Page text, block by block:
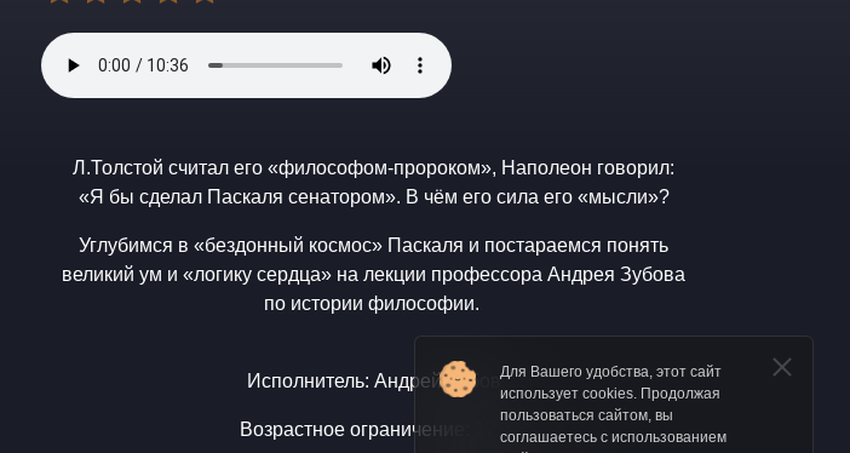
Л.Толстой считал его «философом-пророком», Наполеон говорил:
«Я бы сделал Паскаля сенатором». В чём его сила его «мысли»?
Углубимся в «бездонный космос» Паскаля и постараемся понять
великий ум и «логику сердца» на лекции профессора Андрея Зубова
по истории философии.
Исполнитель: Андрей Зубов
Возрастное ограничение: 12+
Для Вашего удобства, этот сайт
использует cookies. Продолжая
пользоваться сайтом, вы
соглашаетесь с использованием